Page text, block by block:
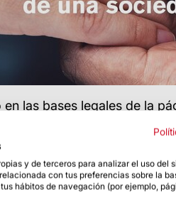
las bases legales de la
y de terceros para analizar el uso del
con tus preferencias sobre la
hábitos de navegación (por ejemplo,